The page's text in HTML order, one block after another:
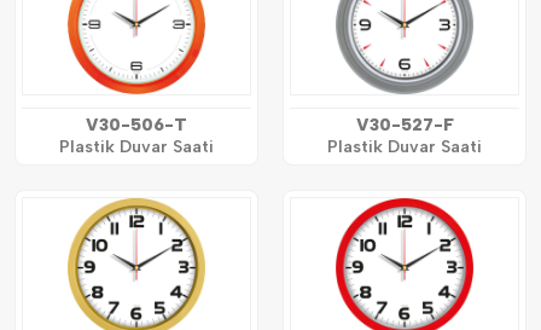
V30-506-T
Plastik Duvar Saati
V30-527-F
Plastik Duvar Saati